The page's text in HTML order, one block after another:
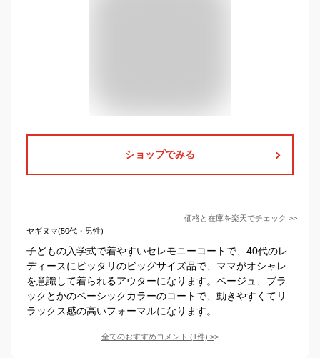
ショップでみる
価格と在庫を楽天でチェック >>
ヤギヌマ(50代・男性)
子どもの入学式で着やすいセレモニーコートで、40代のレ
ディースにピッタリのビッグサイズ品で、ママがオシャレ
を意識して着られるアウターになります。ベージュ、ブラ
ックとかのベーシックカラーのコートで、動きやすくてリ
ラックス感の高いフォーマルになります。
全てのおすすめコメント (1件) >